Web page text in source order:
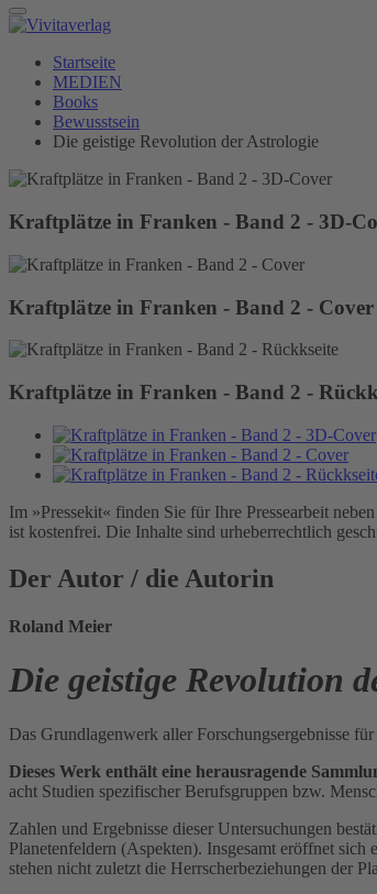
Startseite
MEDIEN
Books
Bewusstsein
Die geistige Revolution der Astrologie
Kraftplätze in Franken - Band 2 - 3D-
Kraftplätze in Franken - Band 2 - Cover
Kraftplätze in Franken - Band 2 -
Im »Pressekit« finden Sie für Ihre Pressearbeit
ist kostenfrei. Die Inhalte sind urheberrechtlich
Der Autor / die Autorin
Roland Meier
Die geistige Revolution
Das Grundlagenwerk aller Forschungsergebnisse
Dieses Werk enthält eine herausragende
acht Studien spezifischer Berufsgruppen bzw.
Zahlen und Ergebnisse dieser Untersuchungen
Planetenfeldern (Aspekten). Insgesamt eröffnet
stehen nicht zuletzt die Herrscherbeziehungen der